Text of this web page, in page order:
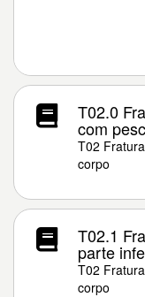
T02.0
com
T02
corpo
T02.1
parte
T02
corpo